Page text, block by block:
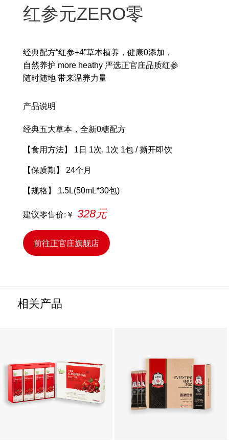
红参元ZERO零
经典配方“红参+4”草本植养，健康0添加，
自然养护 more heathy 严选正官庄品质红参
随时随地 带来温养力量
产品说明
经典五大草本，全新0糖配方
【食用方法】 1日 1次, 1次 1包 / 撕开即饮
【保质期】 24个月
【规格】 1.5L(50mL*30包)
建议零售价:￥ 328元
前往正官庄旗舰店
相关产品